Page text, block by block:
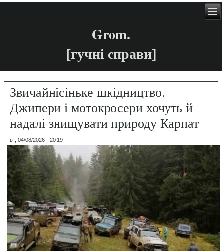
Grom.
[гучні справи]
Звичайнісіньке шкідництво.
Джипери і мотокросери хочуть й
надалі знищувати природу Карпат
вт, 04/08/2026 - 20:19